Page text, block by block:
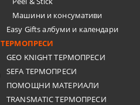
Машини и консумативи
Easy Gifts албуми и календари
ТЕРМОПРЕСИ
GEO KNIGHT ТЕРМОПРЕСИ
SEFA ТЕРМОПРЕСИ
ПОМОЩНИ МАТЕРИАЛИ
TRANSMATIC ТЕРМОПРЕСИ